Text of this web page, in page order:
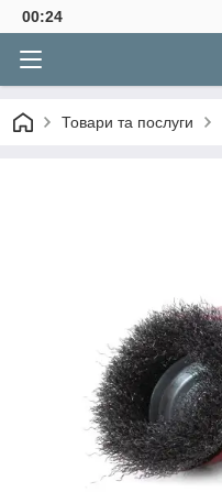
00:24
Товари та послуги